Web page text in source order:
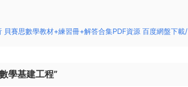
賽思數學教材+練習冊+解答合集PDF資源 百度網盤下載/
學基建工程”​